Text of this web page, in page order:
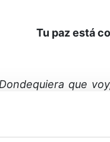
Tu paz está
Dondequiera que
al que se
que se
Padre.